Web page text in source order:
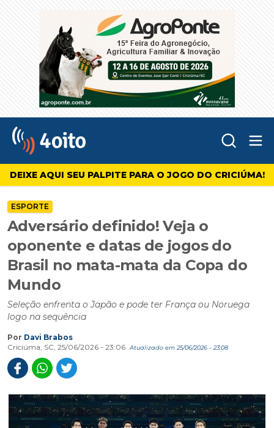
4oito
DEIXE AQUI SEU PALPITE PARA O JOGO DO CRICIÚMA!
ESPORTE
Adversário definido! Veja o
oponente e datas de jogos do
Brasil no mata-mata da Copa do
Mundo
Seleção enfrenta o Japão e pode ter França ou Noruega
logo na sequência
Por Davi Brabos
Criciúma, SC, 25/06/2026 - 23:06
Atualizado em 25/06/2026 - 23:08